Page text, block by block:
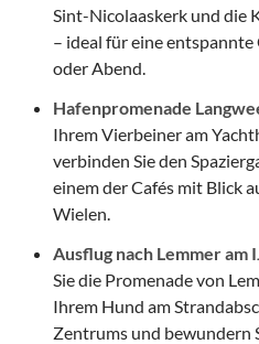
Sint-Nicolaaskerk und die
– ideal für eine
oder Abend.
Hafenpromenade
Ihrem Vierbeiner am
verbinden Sie den
einem der Cafés mit Blick
Wielen.
Ausflug nach Lemmer am
Sie die Promenade von
Ihrem Hund am
Zentrums und bewundern